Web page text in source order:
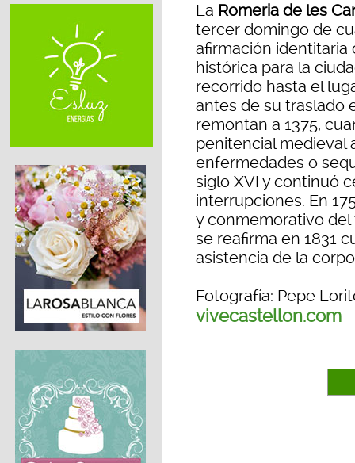
La Romeria de les
tercer domingo de
afirmación
histórica para la
recorrido hasta el
antes de su traslado
remontan a 1375,
penitencial medieval
enfermedades o
siglo XVI y continuó
interrupciones. En
y conmemorativo
se reafirma en 1831
asistencia de la
Fotografía: Pepe
vivecastellon.com